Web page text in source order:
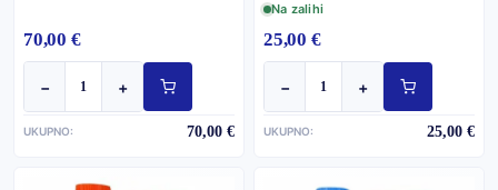
70,00 €
− +
UKUPNO: 70,00 €
Na zalihi
25,00 €
− +
UKUPNO: 25,00 €